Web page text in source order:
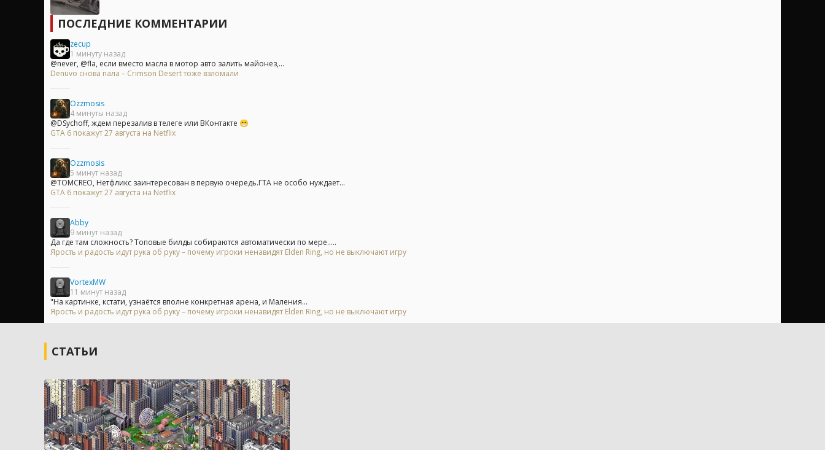
ПОСЛЕДНИЕ КОММЕНТАРИИ
zecup
1 минуту назад
@never, @fla, если вместо масла в мотор авто залить майонез,...
Denuvo снова пала – Crimson Desert тоже взломали
Ozzmosis
4 минуты назад
@DSychoff, ждем перезалив в телеге или ВКонтакте 😁
GTA 6 покажут 27 августа на Netflix
Ozzmosis
5 минут назад
@TOMCREO, Нетфликс заинтересован в первую очередь.ГТА не особо нуждает...
GTA 6 покажут 27 августа на Netflix
Abby
9 минут назад
Да где там сложность? Топовые билды собираются автоматически по мере.....
Ярость и радость идут рука об руку – почему игроки ненавидят Elden Ring, но не выключают игру
VortexMW
11 минут назад
"На картинке, кстати, узнаётся вполне конкретная арена, и Маления...
Ярость и радость идут рука об руку – почему игроки ненавидят Elden Ring, но не выключают игру
СТАТЬИ